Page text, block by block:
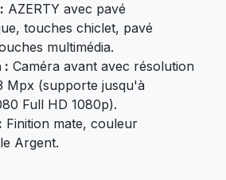
AZERTY avec pavé
touches chiclet, pavé
multimédia.
: Caméra avant avec résolution
Mpx (supporte jusqu'à
Full HD 1080p).
Finition mate, couleur
Argent.